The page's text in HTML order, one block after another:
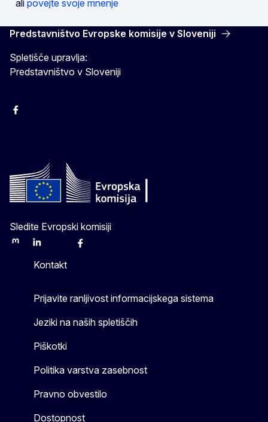
ali povejte svoje mnenje
Predstavništvo Evropske komisije v Sloveniji
Spletišče upravlja:
Predstavništvo v Sloveniji
Facebook
Sledite Evropski komisiji
MastodonLinkedInBlueskyFacebook
Kontakt
Prijavite ranljivost informacijskega sistema
Jeziki na naših spletiščih
Piškotki
Politika varstva zasebnost
Pravno obvestilo
Dostopnost